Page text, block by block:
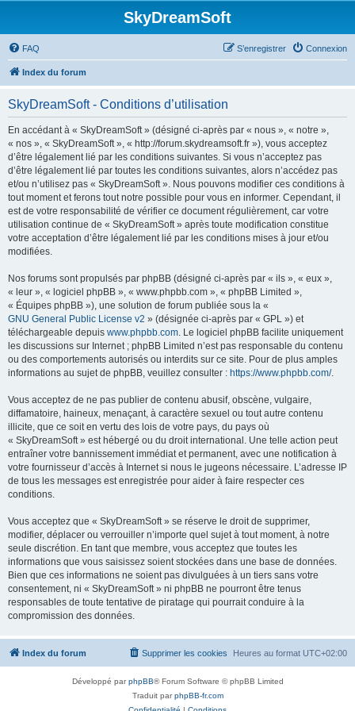
SkyDreamSoft
FAQ Connexion
S’enregistrer
Index du forum
SkyDreamSoft - Conditions d’utilisation
En accédant à « SkyDreamSoft » (désigné ci-après par « nous », « notre »,
« nos », « SkyDreamSoft », « http://forum.skydreamsoft.fr »), vous acceptez
d’être légalement lié par les conditions suivantes. Si vous n’acceptez pas
d’être légalement lié par toutes les conditions suivantes, alors n’accédez pas
et/ou n’utilisez pas « SkyDreamSoft ». Nous pouvons modifier ces conditions à
tout moment et ferons tout notre possible pour vous en informer. Cependant, il
est de votre responsabilité de vérifier ce document régulièrement, car votre
utilisation continue de « SkyDreamSoft » après toute modification constitue
votre acceptation d’être légalement lié par les conditions mises à jour et/ou
modifiées.
Nos forums sont propulsés par phpBB (désigné ci-après par « ils », « eux »,
« leur », « logiciel phpBB », « www.phpbb.com », « phpBB Limited »,
« Équipes phpBB »), une solution de forum publiée sous la «
GNU General Public License v2 » (désignée ci-après par « GPL ») et
téléchargeable depuis www.phpbb.com. Le logiciel phpBB facilite uniquement
les discussions sur Internet ; phpBB Limited n’est pas responsable du contenu
ou des comportements autorisés ou interdits sur ce site. Pour de plus amples
informations au sujet de phpBB, veuillez consulter : https://www.phpbb.com/.
Vous acceptez de ne pas publier de contenu abusif, obscène, vulgaire,
diffamatoire, haineux, menaçant, à caractère sexuel ou tout autre contenu
illicite, que ce soit en vertu des lois de votre pays, du pays où
« SkyDreamSoft » est hébergé ou du droit international. Une telle action peut
entraîner votre bannissement immédiat et permanent, avec une notification à
votre fournisseur d’accès à Internet si nous le jugeons nécessaire. L’adresse IP
de tous les messages est enregistrée pour aider à faire respecter ces
conditions.
Vous acceptez que « SkyDreamSoft » se réserve le droit de supprimer,
modifier, déplacer ou verrouiller n’importe quel sujet à tout moment, à notre
seule discrétion. En tant que membre, vous acceptez que toutes les
informations que vous saisissez soient stockées dans une base de données.
Bien que ces informations ne soient pas divulguées à un tiers sans votre
consentement, ni « SkyDreamSoft » ni phpBB ne pourront être tenus
responsables de toute tentative de piratage qui pourrait conduire à la
compromission des données.
Index du forum Heures au format UTC+02:00
Supprimer les cookies
Développé parphpBB® Forum Software © phpBB Limited
Traduit parphpBB-fr.com